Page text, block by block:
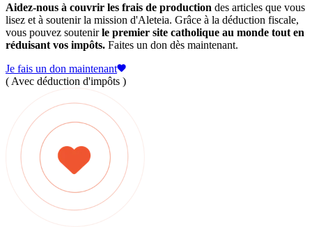
Aidez-nous à couvrir les frais de production des articles que vous
lisez et à soutenir la mission d'Aleteia. Grâce à la déduction fiscale,
vous pouvez soutenirle premier site catholique au monde tout en
réduisant vos impôts. Faites un don dès maintenant.
Je fais un don maintenant
( Avec déduction d'impôts )